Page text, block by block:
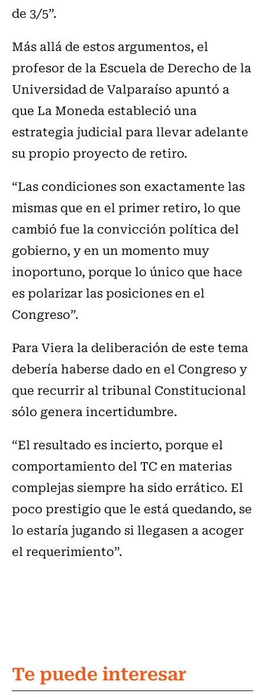
de 3/5”.
Más allá de estos argumentos, el
profesor de la Escuela de Derecho de la
Universidad de Valparaíso apuntó a
que La Moneda estableció una
estrategia judicial para llevar adelante
su propio proyecto de retiro.
“Las condiciones son exactamente las
mismas que en el primer retiro, lo que
cambió fue la convicción política del
gobierno, y en un momento muy
inoportuno, porque lo único que hace
es polarizar las posiciones en el
Congreso”.
Para Viera la deliberación de este tema
debería haberse dado en el Congreso y
que recurrir al tribunal Constitucional
sólo genera incertidumbre.
“El resultado es incierto, porque el
comportamiento del TC en materias
complejas siempre ha sido errático. El
poco prestigio que le está quedando, se
lo estaría jugando si llegasen a acoger
el requerimiento”.
Te puede interesar